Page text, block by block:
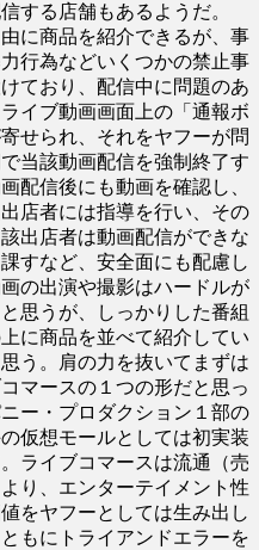
する店舗もあるようだ。
に商品を紹介できるが、事
行為などいくつかの禁止事
ており、配信中に問題のあ
イブ動画画面上の「通報ボ
せられ、それをヤフーが問
当該動画配信を強制終了す
配信後にも動画を確認し、
店者には指導を行い、その
出店者は動画配信ができな
すなど、安全面にも配慮し
の出演や撮影はハードルが
思うが、しっかりした番組
に商品を並べて紹介してい
う。肩の力を抜いてまずは
マースの１つの形だと思っ
ー・プロダクション１部の
仮想モールとしては初実装
ライブコマースは流通（売
り、エンターテイメント性
をヤフーとしては生み出し
もにトライアンドエラーを